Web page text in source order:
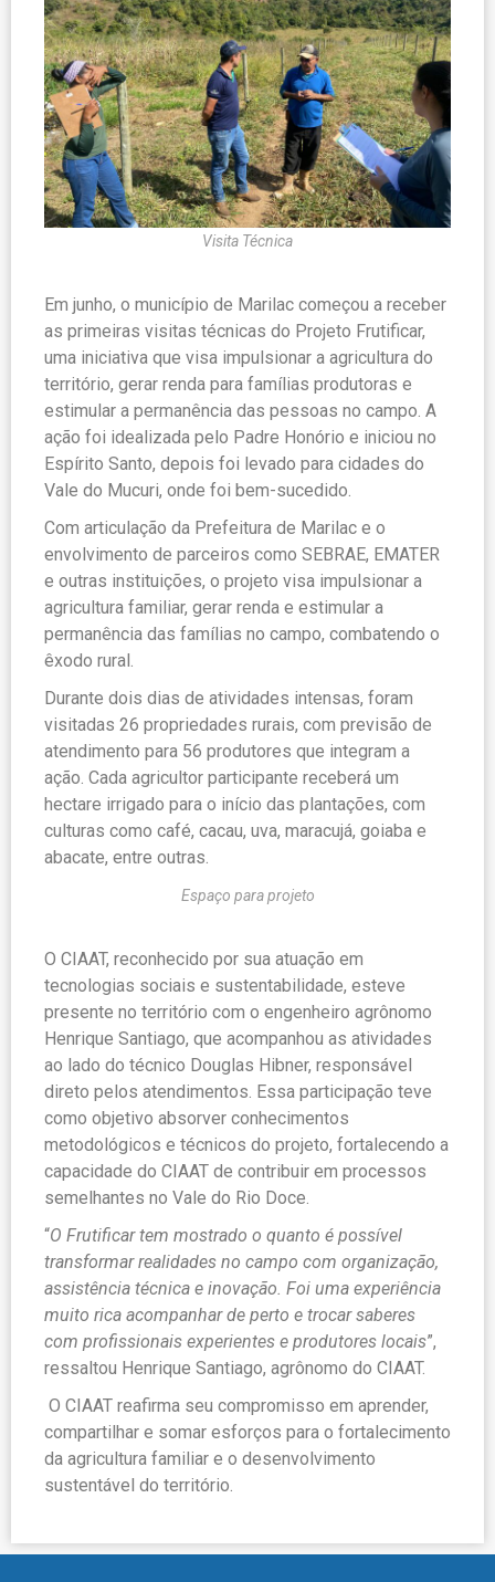
Visita Técnica
Em junho, o município de Marilac começou a receber
as primeiras visitas técnicas do Projeto Frutificar,
uma iniciativa que visa impulsionar a agricultura do
território, gerar renda para famílias produtoras e
estimular a permanência das pessoas no campo. A
ação foi idealizada pelo Padre Honório e iniciou no
Espírito Santo, depois foi levado para cidades do
Vale do Mucuri, onde foi bem-sucedido.
Com articulação da Prefeitura de Marilac e o
envolvimento de parceiros como SEBRAE, EMATER
e outras instituições, o projeto visa impulsionar a
agricultura familiar, gerar renda e estimular a
permanência das famílias no campo, combatendo o
êxodo rural.
Durante dois dias de atividades intensas, foram
visitadas 26 propriedades rurais, com previsão de
atendimento para 56 produtores que integram a
ação. Cada agricultor participante receberá um
hectare irrigado para o início das plantações, com
culturas como café, cacau, uva, maracujá, goiaba e
abacate, entre outras.
Espaço para projeto
O CIAAT, reconhecido por sua atuação em
tecnologias sociais e sustentabilidade, esteve
presente no território com o engenheiro agrônomo
Henrique Santiago, que acompanhou as atividades
ao lado do técnico Douglas Hibner, responsável
direto pelos atendimentos. Essa participação teve
como objetivo absorver conhecimentos
metodológicos e técnicos do projeto, fortalecendo a
capacidade do CIAAT de contribuir em processos
semelhantes no Vale do Rio Doce.
“O Frutificar tem mostrado o quanto é possível
transformar realidades no campo com organização,
assistência técnica e inovação. Foi uma experiência
muito rica acompanhar de perto e trocar saberes
com profissionais experientes e produtores locais”,
ressaltou Henrique Santiago, agrônomo do CIAAT.
O CIAAT reafirma seu compromisso em aprender,
compartilhar e somar esforços para o fortalecimento
da agricultura familiar e o desenvolvimento
sustentável do território.